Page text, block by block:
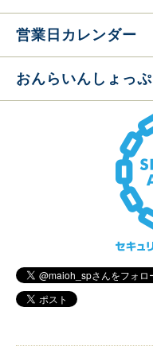
営業日カレンダー
おんらいんしょっぷ